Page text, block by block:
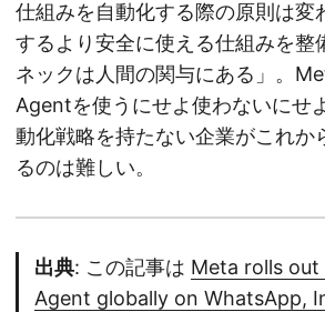
仕組みを自動化する際の原則は変
するより安全に使える仕組みを整
ネックは人間の関与にある」。
Agentを使うにせよ使わないにせ
動化戦略を持たない企業がこれか
るのは難しい。
出典: この記事は Meta rolls out
Agent globally on WhatsApp,